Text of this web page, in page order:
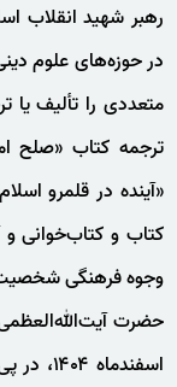
رهبر شهید انقلاب
در حوزه‌های علوم
متعددی را تألیف یا
ترجمه کتاب «صلح
«آینده در قلمرو
کتاب و کتاب‌خوانی و
وجوه فرهنگی
حضرت